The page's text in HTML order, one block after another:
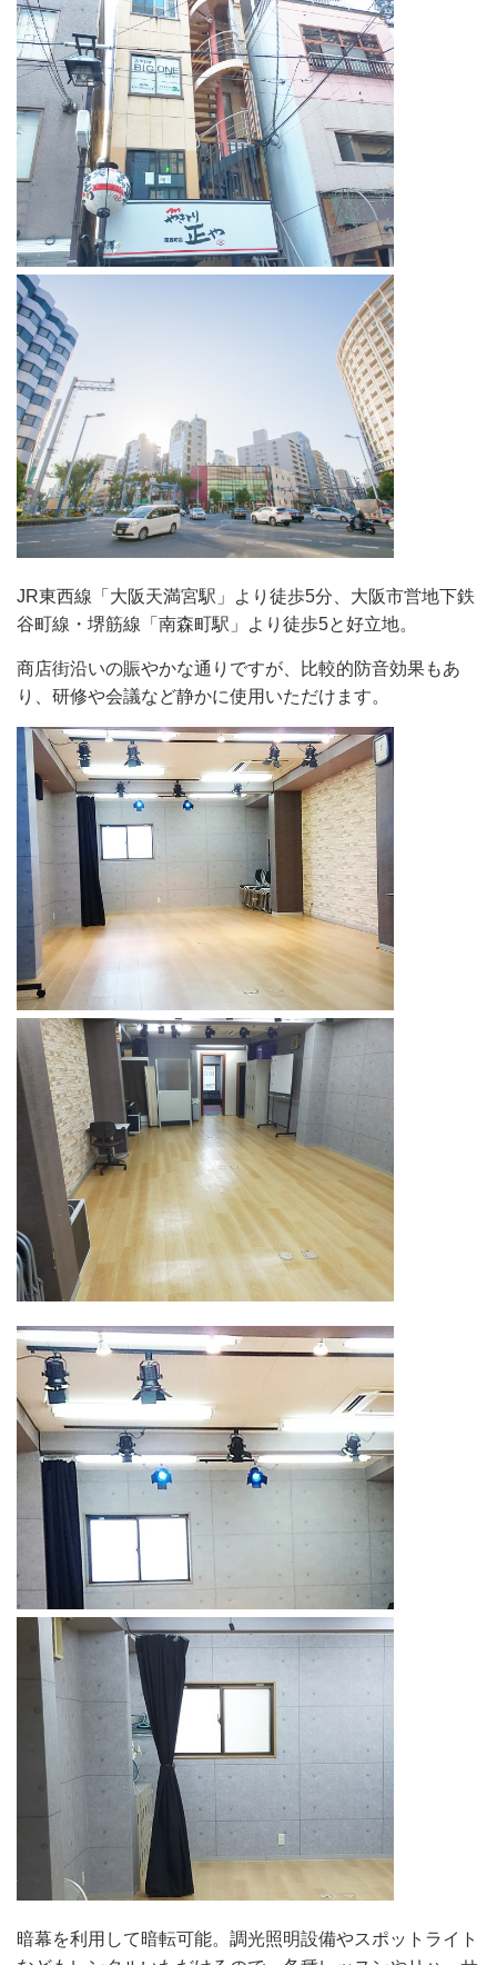
JR東西線「大阪天満宮駅」より徒歩5分、大阪市営地下鉄
谷町線・堺筋線「南森町駅」より徒歩5と好立地。
商店街沿いの賑やかな通りですが、比較的防音効果もあ
り、研修や会議など静かに使用いただけます。
暗幕を利用して暗転可能。調光照明設備やスポットライト